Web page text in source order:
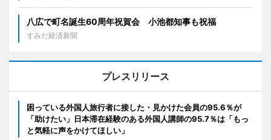
八広で町名誕生60周年祝賀会 小池都知事も祝福
すみだ経済新聞
プレスリリース
困っている外国人旅行者に接した・見かけた会員の95.6％が
「助けたい」日本滞在経験のある外国人講師の95.7％は「もっ
と気軽に声をかけてほしい」